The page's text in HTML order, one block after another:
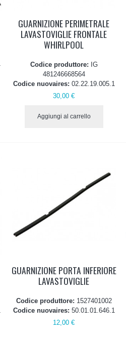
GUARNIZIONE PERIMETRALE
LAVASTOVIGLIE FRONTALE
WHIRLPOOL
Codice produttore: IG
481246668564
Codice nuovaires: 02.22.19.005.1
30,00 €
Aggiungi al carrello
GUARNIZIONE PORTA INFERIORE
LAVASTOVIGLIE
Codice produttore: 1527401002
Codice nuovaires: 50.01.01.646.1
12,00 €